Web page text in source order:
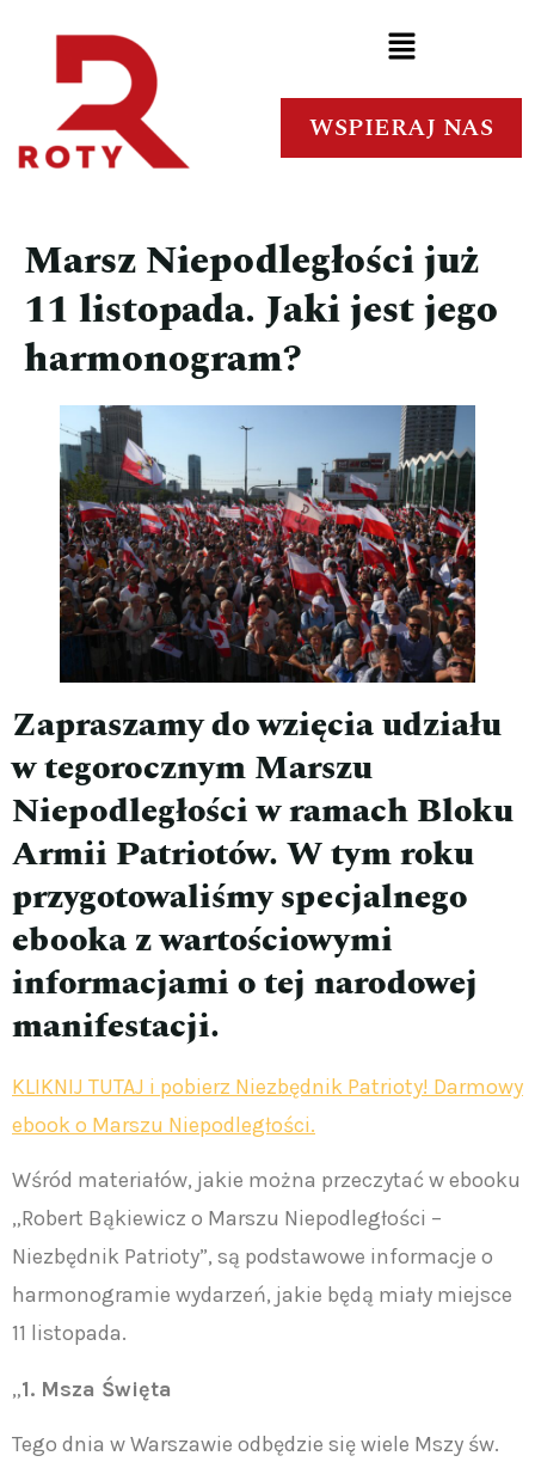
WSPIERAJ NAS
Marsz Niepodległości już
11 listopada. Jaki jest jego
harmonogram?
Zapraszamy do wzięcia udziału
w tegorocznym Marszu
Niepodległości w ramach Bloku
Armii Patriotów. W tym roku
przygotowaliśmy specjalnego
ebooka z wartościowymi
informacjami o tej narodowej
manifestacji.
KLIKNIJ TUTAJ i pobierz Niezbędnik Patrioty! Darmowy
ebook o Marszu Niepodległości.
Wśród materiałów, jakie można przeczytać w ebooku
„Robert Bąkiewicz o Marszu Niepodległości –
Niezbędnik Patrioty”, są podstawowe informacje o
harmonogramie wydarzeń, jakie będą miały miejsce
11 listopada.
„1. Msza Święta
Tego dnia w Warszawie odbędzie się wiele Mszy św.